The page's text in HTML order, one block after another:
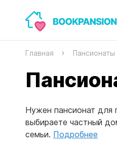
Главная Пансионаты
Нужен пансионат для
выбираете частный
семьи. Подробнее